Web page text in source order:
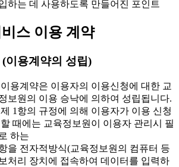
하는 데 사용하도록 만들어진 포인트
스 이용 계약
이용계약의 성립)
용계약은 이용자의 이용신청에 대한 교
보원의 이용 승낙에 의하여 성립됩니다.
1항의 규정에 의해 이용자가 이용 신청
때에는 교육정보원이 이용자 관리시 필
하는
을 전자적방식(교육정보원의 컴퓨터 등
처리 장치에 접속하여 데이터를 입력하